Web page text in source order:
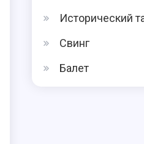
Исторический
Свинг
Балет